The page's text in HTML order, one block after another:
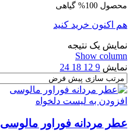
محصول 100% گیاهی
هم اکنون خرید کنید
نمایش یک نتیجه
Show column
نمایش 9
12
18
24
افزودن به لیست دلخواه
عطر مردانه فوراور مالوسی